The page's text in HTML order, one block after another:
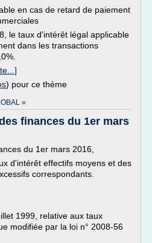
en cas de retard de paiement
le taux d'intérêt légal applicable
dans les transactions
) pour ce thème
»
finances du 1er mars
du 1er mars 2016,
d'intérêt effectifs moyens et des
correspondants.
1999, relative aux taux
modifiée par la loi n° 2008-56